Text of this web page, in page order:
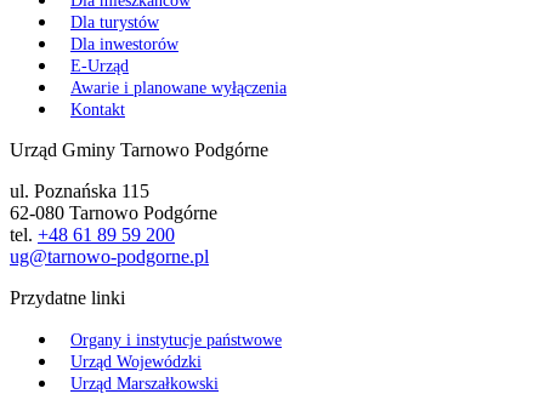
Dla turystów
Dla inwestorów
E-Urząd
Awarie i planowane wyłączenia
Kontakt
Urząd Gminy Tarnowo Podgórne
ul. Poznańska 115
62-080 Tarnowo Podgórne
tel. +48 61 89 59 200
ug@tarnowo-podgorne.pl
Przydatne linki
Organy i instytucje państwowe
Urząd Wojewódzki
Urząd Marszałkowski